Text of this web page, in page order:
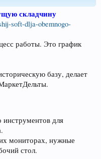
складчину
soft-dlja-obemnogo-
работы. Это график
базу, делает
инструментов для
мониторах, нужные
стол.